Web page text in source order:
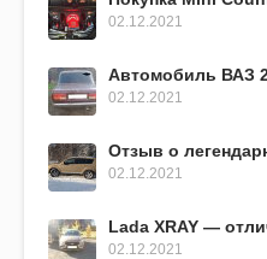
02.12.2021
Автомобиль ВАЗ
02.12.2021
Отзыв о
02.12.2021
Lada XRAY —
02.12.2021